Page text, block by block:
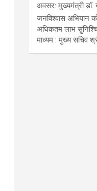
अवसर: मुख्यमंत्री डॉ.
जनविश्वास अभियान
अधिकतम लाभ
माध्यम : मुख्य सचिव